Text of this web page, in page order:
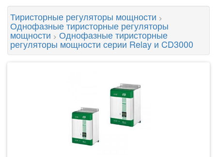
Тиристорные регуляторы мощности >
Однофазные тиристорные регуляторы
мощности > Однофазные тиристорные
регуляторы мощности серии Relay и CD3000